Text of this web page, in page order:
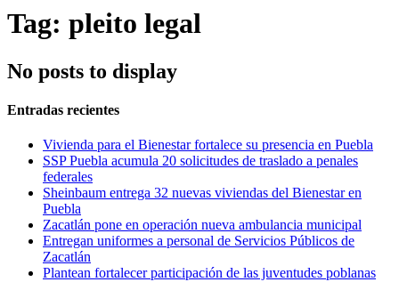
Tag: pleito legal
No posts to display
Entradas recientes
Vivienda para el Bienestar fortalece su presencia en Puebla
SSP Puebla acumula 20 solicitudes de traslado a penales
federales
Sheinbaum entrega 32 nuevas viviendas del Bienestar en
Puebla
Zacatlán pone en operación nueva ambulancia municipal
Entregan uniformes a personal de Servicios Públicos de
Zacatlán
Plantean fortalecer participación de las juventudes poblanas